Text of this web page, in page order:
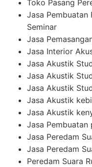
Toko Pasang
Jasa Pembuatan
Seminar
Jasa
Jasa Interior
Jasa Akustik
Jasa Akustik
Jasa Akustik
Jasa Akustik
Jasa Akustik
Jasa Pembuatan
Jasa Peredam
Jasa Peredam
Peredam Suara